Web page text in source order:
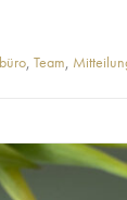
, Team,